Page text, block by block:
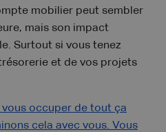
mobilier peut sembler
mais son impact
Surtout si vous tenez
et de vos projets
vous occuper de tout ça
cela avec vous. Vous